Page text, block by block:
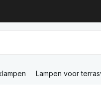
Lampen voor